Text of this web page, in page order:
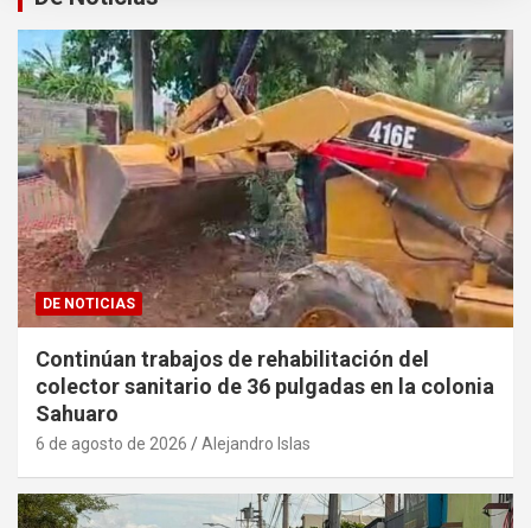
DE NOTICIAS
Continúan trabajos de rehabilitación del
colector sanitario de 36 pulgadas en la colonia
Sahuaro
6 de agosto de 2026 Alejandro Islas